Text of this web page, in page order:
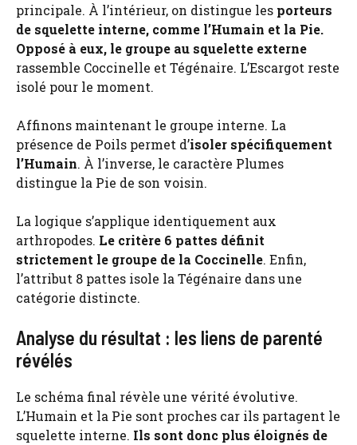
principale. À l’intérieur, on distingue les porteurs
de squelette interne, comme l’Humain et la Pie.
Opposé à eux, le groupe au squelette externe
rassemble Coccinelle et Tégénaire. L’Escargot reste
isolé pour le moment.
Affinons maintenant le groupe interne. La
présence de Poils permet d’isoler spécifiquement
l’Humain. À l’inverse, le caractère Plumes
distingue la Pie de son voisin.
La logique s’applique identiquement aux
arthropodes. Le critère 6 pattes définit
strictement le groupe de la Coccinelle. Enfin,
l’attribut 8 pattes isole la Tégénaire dans une
catégorie distincte.
Analyse du résultat : les liens de parenté
révélés
Le schéma final révèle une vérité évolutive.
L’Humain et la Pie sont proches car ils partagent le
squelette interne. Ils sont donc plus éloignés de